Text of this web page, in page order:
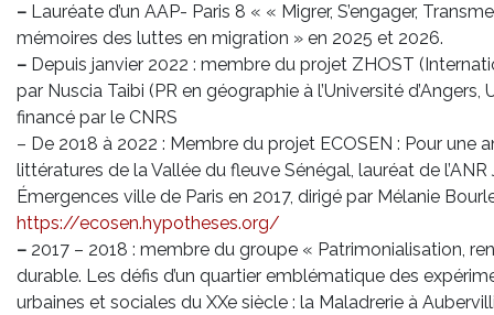
– Lauréate d’un AAP- Paris 8 « « Migrer, S’engager,
mémoires des luttes en migration » en 2025 et 2026.
– Depuis janvier 2022 : membre du projet ZHOST
par Nuscia Taibi (PR en géographie à l’Université
financé par le CNRS
– De 2018 à 2022 : Membre du projet ECOSEN : Pour une
littératures de la Vallée du fleuve Sénégal, lauréat de
Émergences ville de Paris en 2017, dirigé par Mélanie
https://ecosen.hypotheses.org/
– 2017 – 2018 : membre du groupe « Patrimonialisation,
durable. Les défis d’un quartier emblématique des
urbaines et sociales du XXe siècle : la Maladrerie à